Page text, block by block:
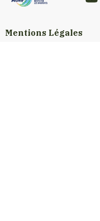
Mentions Légales